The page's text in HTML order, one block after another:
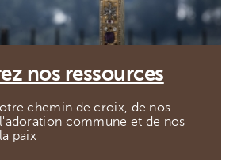
nos ressources
chemin de croix, de nos
commune et de nos
paix